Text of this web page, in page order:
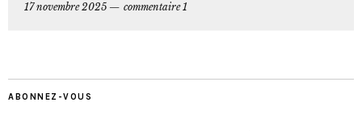
17 novembre 2025
commentaire 1
ABONNEZ-VOUS